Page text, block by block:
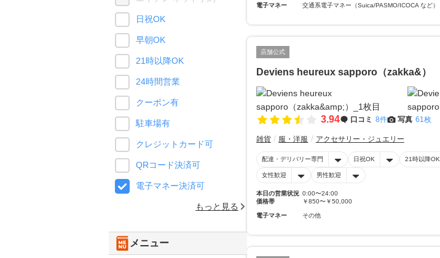
電子マネー 交通系電子マネー（Suica/PASMO/ICOCA など）
店舗公式
Deviens heureux sapporo（zakka&）
3.94 口コミ 8件 写真 61枚
雑貨 服・洋服 アクセサリー・ジュエリー
配達・デリバリー専門 日祝OK 21時以降OK
女性歓迎 男性歓迎
本日の営業状況 0:00〜24:00
価格帯
￥850〜￥50,000
電子マネー その他
日祝OK
早朝OK
21時以降OK
24時間営業
クーポン有
駐車場有
クレジットカード可
QRコード決済可
電子マネー決済可
もっと見る
メニュー